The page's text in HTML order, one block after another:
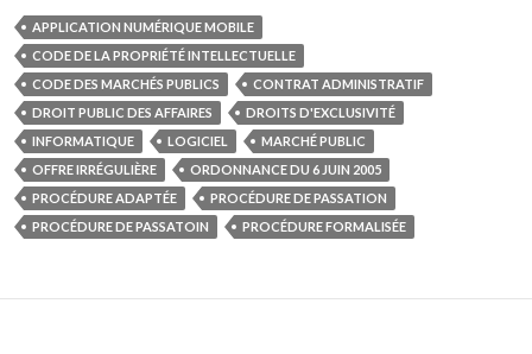
APPLICATION NUMÉRIQUE MOBILE
CODE DE LA PROPRIÉTÉ INTELLECTUELLE
CODE DES MARCHÉS PUBLICS
CONTRAT ADMINISTRATIF
DROIT PUBLIC DES AFFAIRES
DROITS D'EXCLUSIVITÉ
INFORMATIQUE
LOGICIEL
MARCHÉ PUBLIC
OFFRE IRRÉGULIÈRE
ORDONNANCE DU 6 JUIN 2005
PROCÉDURE ADAPTÉE
PROCÉDURE DE PASSATION
PROCÉDURE DE PASSATOIN
PROCÉDURE FORMALISÉE